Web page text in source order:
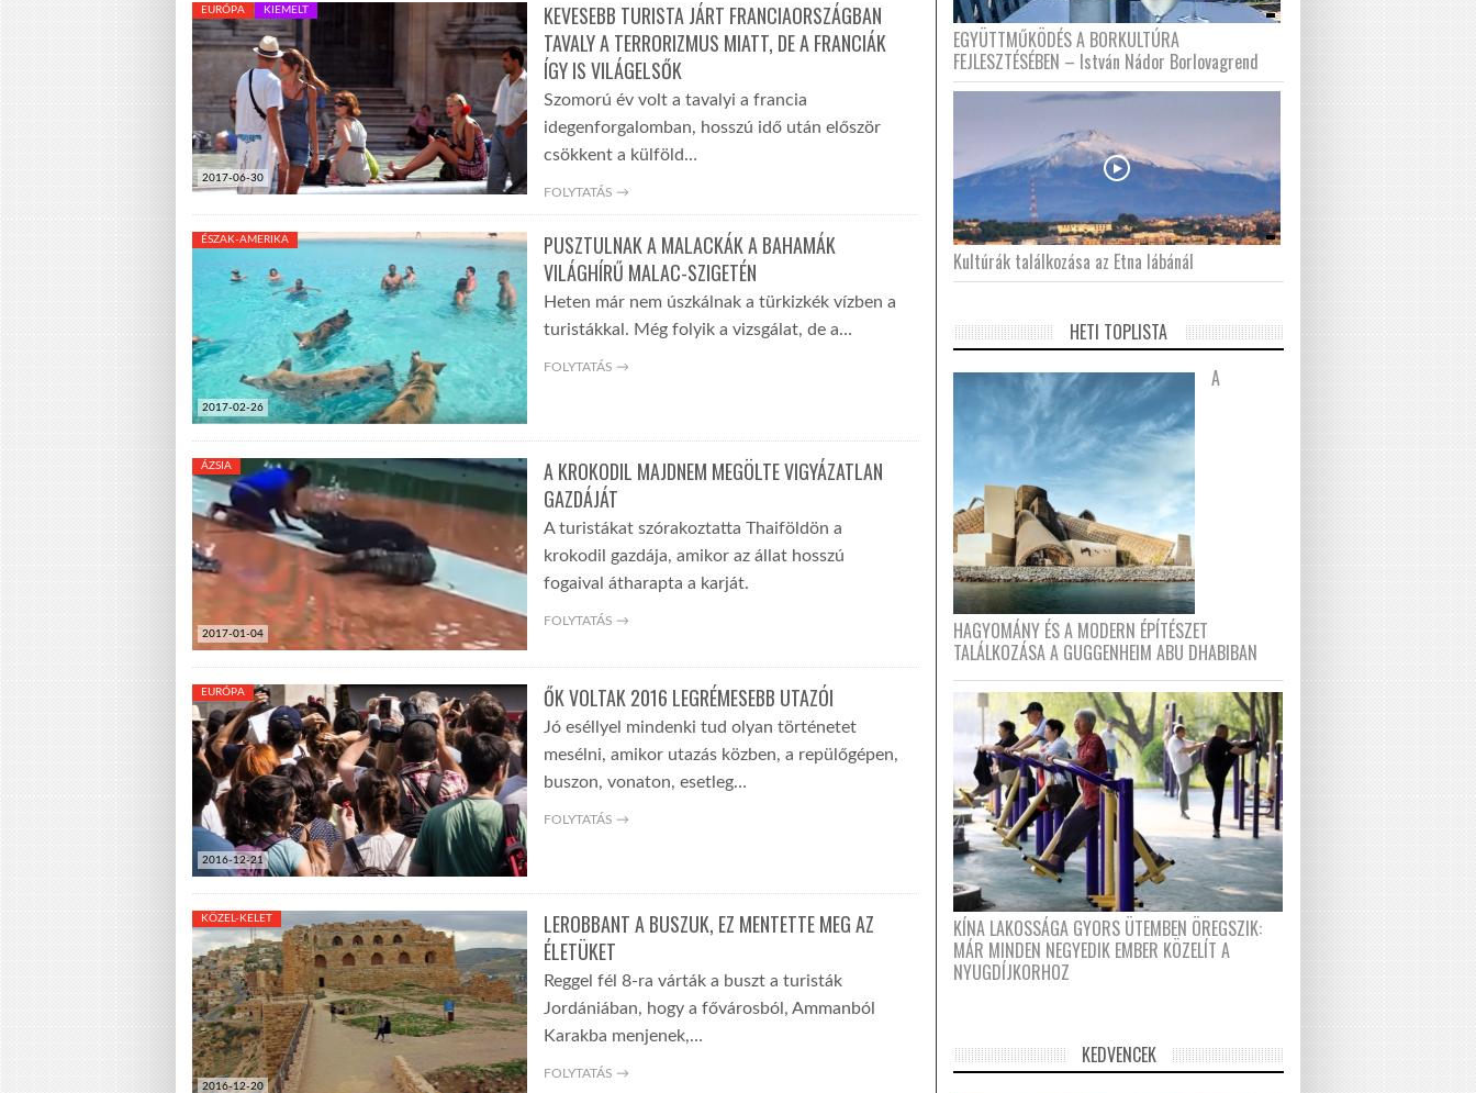
2017-06-30
EURÓPA KIEMELT
KEVESEBB TURISTA JÁRT FRANCIAORSZÁGBAN
TAVALY A TERRORIZMUS MIATT, DE A FRANCIÁK
ÍGY IS VILÁGELSŐK
Szomorú év volt a tavalyi a francia
idegenforgalomban, hosszú idő után először
csökkent a külföld…
FOLYTATÁS →
2017-02-26
ÉSZAK-AMERIKA
PUSZTULNAK A MALACKÁK A BAHAMÁK
VILÁGHÍRŰ MALAC-SZIGETÉN
Heten már nem úszkálnak a türkizkék vízben a
turistákkal. Még folyik a vizsgálat, de a…
FOLYTATÁS →
2017-01-04
ÁZSIA
A KROKODIL MAJDNEM MEGÖLTE VIGYÁZATLAN
GAZDÁJÁT
A turistákat szórakoztatta Thaiföldön a
krokodil gazdája, amikor az állat hosszú
fogaival átharapta a karját.
FOLYTATÁS →
2016-12-21
EURÓPA ŐK VOLTAK 2016 LEGRÉMESEBB UTAZÓI
Jó eséllyel mindenki tud olyan történetet
mesélni, amikor utazás közben, a repülőgépen,
buszon, vonaton, esetleg…
FOLYTATÁS →
2016-12-20
KÖZEL-KELET
LEROBBANT A BUSZUK, EZ MENTETTE MEG AZ
ÉLETÜKET
Reggel fél 8-ra várták a buszt a turisták
Jordániában, hogy a fővárosból, Ammanból
Karakba menjenek,…
FOLYTATÁS →
EGYÜTTMŰKÖDÉS A BORKULTÚRA
FEJLESZTÉSÉBEN – István Nádor Borlovagrend
Kultúrák találkozása az Etna lábánál
HETI TOPLISTA
A
HAGYOMÁNY ÉS A MODERN ÉPÍTÉSZET
TALÁLKOZÁSA A GUGGENHEIM ABU DHABIBAN
KÍNA LAKOSSÁGA GYORS ÜTEMBEN ÖREGSZIK:
MÁR MINDEN NEGYEDIK EMBER KÖZELÍT A
NYUGDÍJKORHOZ
KEDVENCEK